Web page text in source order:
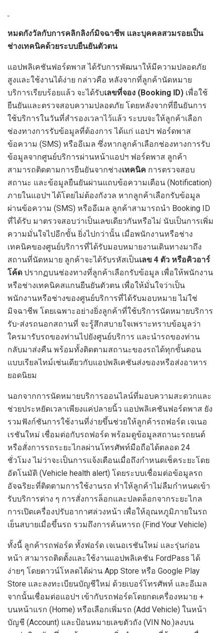
หมดกังวัลกับการคลิกลิงก์มิจฉาชีพ และบุคคลสวมรอยเป็น
ช่างเทคนิคด้วยระบบยืนยันตัวตน
แอปพลิเคชันฟอร์ดพาส ได้รับการพัฒนาให้มีความปลอดภัย
สูงและใช้งานได้ง่าย กล่าวคือ หลังจากที่ลูกค้านัดหมาย
บริการเรียบร้อยแล้ว จะได้รับเลขที่จอง (Booking ID) เพื่อใช้
ยืนยันและตรวจสอบความปลอดภัย โดยหลังจากที่ยืนยันการ
ใช้บริการในวันที่สำรองเวลาไว้แล้ว ระบบจะให้ลูกค้าเลือก
ช่องทางการรับข้อมูลที่ต้องการ ได้แก่ แอปฯ ฟอร์ดพาส
ข้อความ (SMS) หรืออีเมล ซึ่งหากลูกค้าเลือกช่องทางการรับ
ข้อมูลจากศูนย์บริการผ่านหน้าแอปฯ ฟอร์ดพาส ลูกค้า
สามารถติดตามการยืนยันจากช่างเทคนิค การตรวจสอบ
สถานะ และข้อมูลยืนยันผ่านแถบข้อความเตือน (Notification)
ภายในแอปฯ ได้โดยไม่ต้องกังวล หากลูกค้าเลือกรับข้อมูล
ผ่านข้อความ (SMS) หรืออีเมล ลูกค้าสามารถนำ Booking ID
ที่ได้รับ มาตรวจสอบว่าเป็นเลขเดียวกันหรือไม่ นับเป็นการเพิ่ม
ความมั่นใจไปอีกขั้น ยิ่งไปกว่านั้น เมื่อพนักงานหรือช่าง
เทคนิคของศูนย์บริการที่ได้รับมอบหมายงานเดินทางมาถึง
สถานที่นัดหมาย ลูกค้าจะได้รับรหัสเป็นเลข 4 ตัว หรือคิวอาร์
โค้ด ปรากฏบนช่องทางที่ลูกค้าเลือกรับข้อมูล เพื่อให้พนักงาน
หรือช่างเทคนิคสแกนยืนยันตัวตน เพื่อให้มั่นใจว่าเป็น
พนักงานหรือช่างของศูนย์บริการที่ได้รับมอบหมาย ไม่ใช่
มิจฉาชีพ โดยเฉพาะอย่างยิ่งลูกค้าที่ใช้บริการนัดหมายบริการ
รับ-ส่งรถนอกสถานที่ จะรู้สึกสบายใจเพราะทราบข้อมูลว่า
ใครมารับรถของท่านไปยังศูนย์บริการ และนำรถของท่าน
กลับมาส่งคืน พร้อมทั้งติดตามสถานะของรถได้ทุกขั้นตอน
แบบเรียลไทม์เช่นเดียวกับแอปพลิเคชันส่งของหรือส่งอาหาร
ยอดนิยม
นอกจากการนัดหมายบริการออนไลน์ที่มอบความสะดวกและ
ช่วยประหยัดเวลาเพียงแค่ปลายนิ้ว แอปพลิเคชันฟอร์ดพาส ยัง
รวมฟังก์ชันการใช้งานที่ง่ายขึ้นช่วยให้ลูกค้ารถฟอร์ด เจเนอ
เรชันใหม่ เชื่อมต่อกับรถฟอร์ด พร้อมดูข้อมูลสถานะรถยนต์
หรือสั่งการรถระยะไกลผ่านโทรศัพท์มือถือได้ตลอด 24
ชั่วโมง ไม่ว่าจะเป็นการแจ้งเตือนเมื่อถึงกำหนดเช็คระยะโดย
อัตโนมัติ (Vehicle health alert) โดยระบบเชื่อมต่อข้อมูลรถ
อัจฉริยะที่ติดตามการใช้งานรถ ทำให้ลูกค้าไม่ลืมกำหนดเข้า
รับบริการต่าง ๆ การสั่งการล็อกและปลดล็อกจากระยะไกล
การเปิดเครื่องปรับอากาศล่วงหน้า เพื่อให้อุณหภูมิภายในรถ
เย็นสบายเมื่อขึ้นรถ รวมถึงการค้นหารถ (Find Your Vehicle)
ทั้งนี้ ลูกค้ารถฟอร์ด ทั้งฟอร์ด เจเนอเรชันใหม่ และรุ่นก่อน
หน้า สามารถติดตั้งและใช้งานแอปพลิเคชัน FordPass ได้
ง่ายๆ โดยดาวน์โหลดได้ผ่าน App Store หรือ Google Play
Store และลงทะเบียนบัญชีใหม่ ด้วยเบอร์โทรศัพท์ และอีเมล
จากนั้นเชื่อมต่อแอปฯ เข้ากับรถฟอร์ดโดยกดเครื่องหมาย +
บนหน้าแรก (Home) หรือเลือกเพิ่มรถ (Add Vehicle) ในหน้า
บัญชี (Account) และป้อนหมายเลขตัวถัง (VIN No.)ลงบน